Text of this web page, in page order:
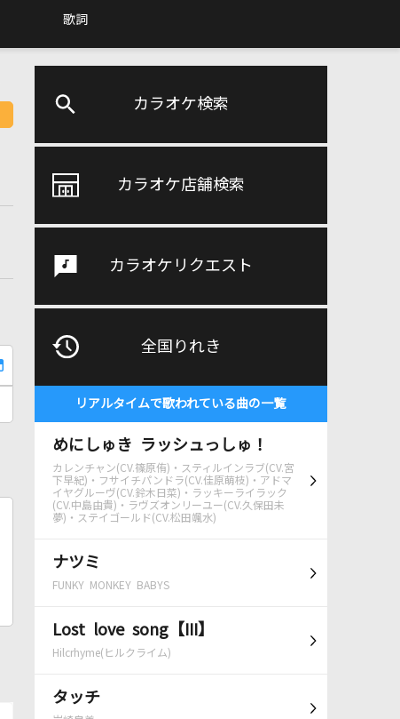
歌詞
カラオケ検索
カラオケ店舗検索
カラオケリクエスト
全国りれき
リアルタイムで歌われている曲の一覧
めにしゅき ラッシュっしゅ！
カレンチャン(CV.篠原侑)・スティルインラブ(CV.宮
下早紀)・フサイチパンドラ(CV.佳原萌枝)・アドマ
イヤグルーヴ(CV.鈴木日菜)・ラッキーライラック
(CV.中島由貴)・ラヴズオンリーユー(CV.久保田未
夢)・ステイゴールド(CV.松田颯水)
ナツミ
FUNKY MONKEY BABYS
Lost love song【III】
Hilcrhyme(ヒルクライム)
タッチ